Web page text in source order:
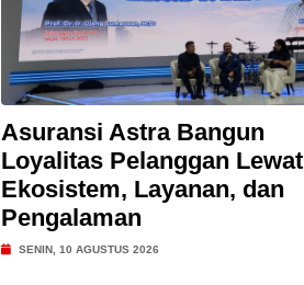
Asuransi Astra Bangun
Loyalitas Pelanggan Lewat
Ekosistem, Layanan, dan
Pengalaman
SENIN, 10 AGUSTUS 2026